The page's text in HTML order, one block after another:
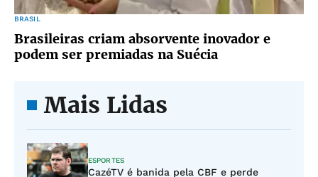
BRASIL
Brasileiras criam absorvente inovador e
podem ser premiadas na Suécia
Mais Lidas
ESPORTES
CazéTV é banida pela CBF e perde